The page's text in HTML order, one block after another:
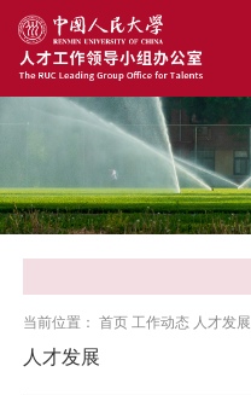
当前位置：首页 工作动态 人才发展
人才发展